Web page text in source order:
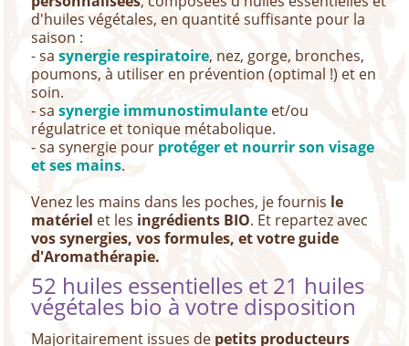
d'huiles végétales, en quantité suffisante pour la
saison :
- sasynergie respiratoire, nez, gorge, bronches,
poumons, à utiliser en prévention (optimal !) et en
soin.
- sasynergie immunostimulante et/ou
régulatrice et tonique métabolique.
- sa synergie pour protéger et nourrir son visage
et ses mains.
Venez les mains dans les poches, je fournis le
matériel et les ingrédients BIO. Et repartez avec
vos synergies, vos formules, et votre guide
d'Aromathérapie.
52 huiles essentielles et 21 huiles
végétales bio à votre disposition
Majoritairement issues de petits producteurs